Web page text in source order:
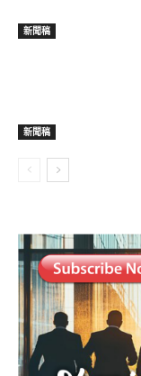
新聞稿
新聞稿